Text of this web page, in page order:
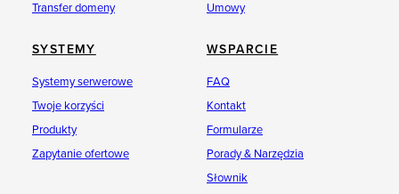
Transfer domeny
Umowy
SYSTEMY
Systemy serwerowe
Twoje korzyści
Produkty
Zapytanie ofertowe
WSPARCIE
FAQ
Kontakt
Formularze
Porady & Narzędzia
Słownik